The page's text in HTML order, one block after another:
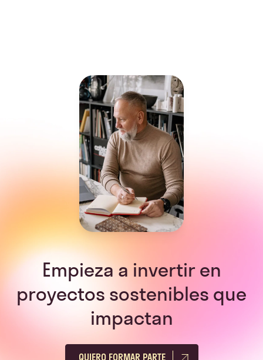
Empieza a invertir en
proyectos sostenibles que
impactan
QUIERO FORMAR PARTE